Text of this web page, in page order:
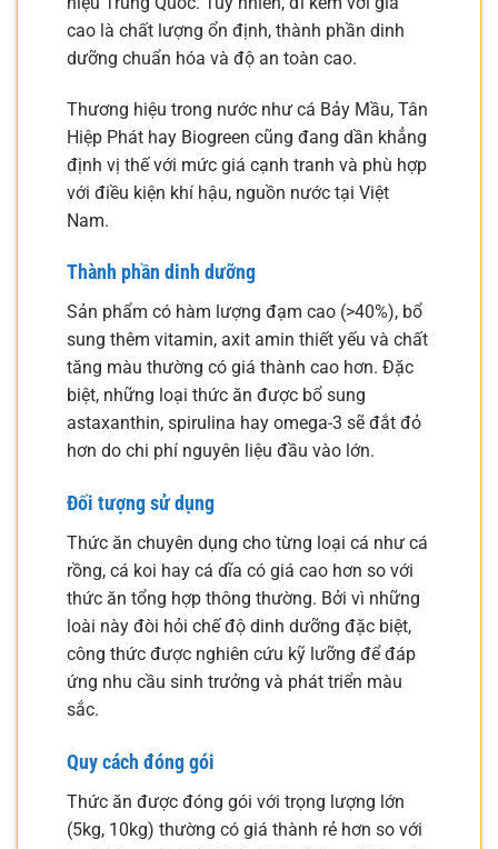
cao là chất lượng ổn định, thành phần dinh
dưỡng chuẩn hóa và độ an toàn cao.
Thương hiệu trong nước như cá Bảy Mầu, Tân
Hiệp Phát hay Biogreen cũng đang dần khẳng
định vị thế với mức giá cạnh tranh và phù hợp
với điều kiện khí hậu, nguồn nước tại Việt
Nam.
Thành phần dinh dưỡng
Sản phẩm có hàm lượng đạm cao (>40%), bổ
sung thêm vitamin, axit amin thiết yếu và chất
tăng màu thường có giá thành cao hơn. Đặc
biệt, những loại thức ăn được bổ sung
astaxanthin, spirulina hay omega-3 sẽ đắt đỏ
hơn do chi phí nguyên liệu đầu vào lớn.
Đối tượng sử dụng
Thức ăn chuyên dụng cho từng loại cá như cá
rồng, cá koi hay cá dĩa có giá cao hơn so với
thức ăn tổng hợp thông thường. Bởi vì những
loài này đòi hỏi chế độ dinh dưỡng đặc biệt,
công thức được nghiên cứu kỹ lưỡng để đáp
ứng nhu cầu sinh trưởng và phát triển màu
sắc.
Quy cách đóng gói
Thức ăn được đóng gói với trọng lượng lớn
(5kg, 10kg) thường có giá thành rẻ hơn so với